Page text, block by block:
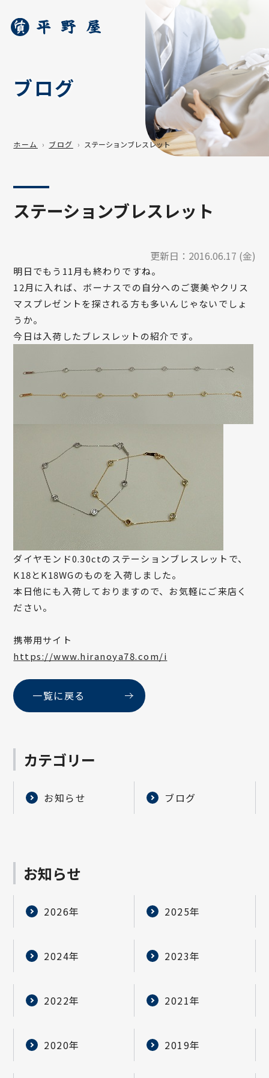
ブログ
ホーム ブログ ステーションブレスレット
ステーションブレスレット
更新日： 2016.06.17 (金)
明日でもう11月も終わりですね。
12月に入れば、ボーナスでの自分へのご褒美やクリス
マスプレゼントを探される方も多いんじゃないでしょ
うか。
今日は入荷したブレスレットの紹介です。
ダイヤモンド0.30ctのステーションブレスレットで、
K18とK18WGのものを入荷しました。
本日他にも入荷しておりますので、お気軽にご来店く
ださい。
携帯用サイト
https://www.hiranoya78.com/i
一覧に戻る
カテゴリー
お知らせ ブログ
お知らせ
2026年 2025年
2024年 2023年
2022年 2021年
2020年 2019年